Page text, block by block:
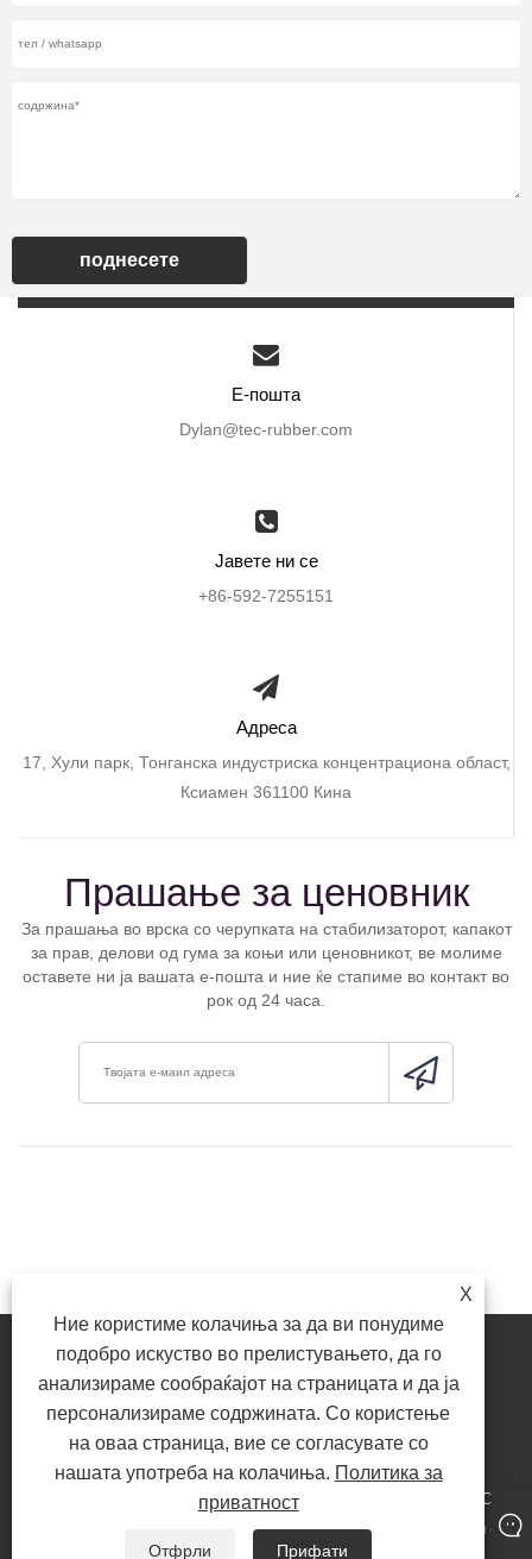
поднесете
X
Ние користиме колачиња за да ви понудиме
подобро искуство во прелистувањето, да го
анализираме сообраќајот на страницата и да ја
персонализираме содржината. Со користење
на оваа страница, вие се согласувате со
нашата употреба на колачиња. Политика за
приватност
Отфрли Прифати
Е-пошта
Dylan@tec-rubber.com
Јавете ни се
+86-592-7255151
Адреса
17, Хули парк, Тонганска индустриска концентрациона област,
Ксиамен 361100 Кина
Прашање за ценовник
За прашања во врска со черупката на стабилизаторот, капакот
за прав, делови од гума за коњи или ценовникот, ве молиме
оставете ни ја вашата е-пошта и ние ќе стапиме во контакт во
рок од 24 часа.
Link Sitemap RSS Xml Политика за приватност
Авторски права © 2020-2022 Xiamen Liangju Rubber Technology Co.,
Ltd. - Стабилизаторска чаура, капак за прашина, гумени делови од